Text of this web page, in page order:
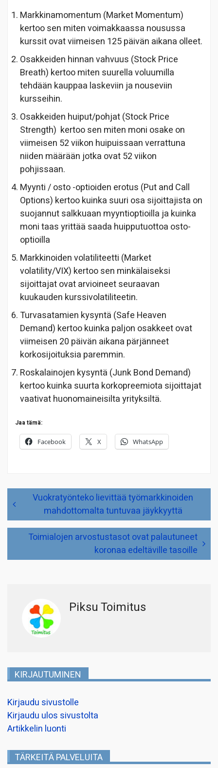
Markkinamomentum (Market Momentum)
kertoo sen miten voimakkaassa nousussa
kurssit ovat viimeisen 125 päivän aikana olleet.
Osakkeiden hinnan vahvuus (Stock Price
Breath) kertoo miten suurella voluumilla
tehdään kauppaa laskeviin ja nouseviin
kursseihin.
Osakkeiden huiput/pohjat (Stock Price
Strength) kertoo sen miten moni osake on
viimeisen 52 viikon huipuissaan verrattuna
niiden määrään jotka ovat 52 viikon
pohjissaan.
Myynti / osto -optioiden erotus (Put and Call
Options) kertoo kuinka suuri osa sijoittajista on
suojannut salkkuaan myyntioptioilla ja kuinka
moni taas yrittää saada huipputuottoa osto-
optioilla
Markkinoiden volatiliteetti (Market
volatility/VIX) kertoo sen minkälaiseksi
sijoittajat ovat arvioineet seuraavan
kuukauden kurssivolatiliteetin.
Turvasatamien kysyntä (Safe Heaven
Demand) kertoo kuinka paljon osakkeet ovat
viimeisen 20 päivän aikana pärjänneet
korkosijoituksia paremmin.
Roskalainojen kysyntä (Junk Bond Demand)
kertoo kuinka suurta korkopreemiota sijoittajat
vaativat huonomaineisilta yrityksiltä.
Jaa tämä:
Facebook X WhatsApp
Artikkelien
selaus
Vuokratyönteko lievittää työmarkkinoiden
mahdottomalta tuntuvaa jäykkyyttä
Toimialojen arvostustasot ovat palautuneet
koronaa edeltäville tasoille
Piksu Toimitus
KIRJAUTUMINEN
Kirjaudu sivustolle
Kirjaudu ulos sivustolta
Artikkelin luonti
TÄRKEITÄ PALVELUITA